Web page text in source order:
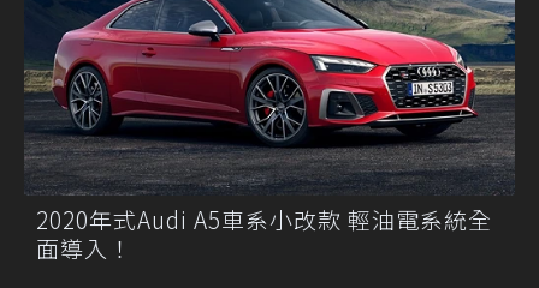
2020年式Audi A5車系小改款 輕油電系統全
面導入！